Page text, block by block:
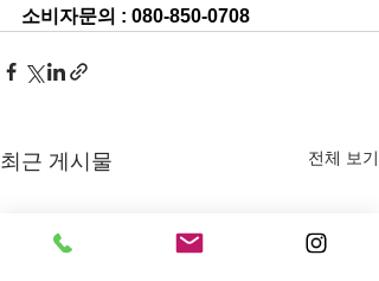
소비자문의 : 080-850-0708
최근 게시물 전체 보기